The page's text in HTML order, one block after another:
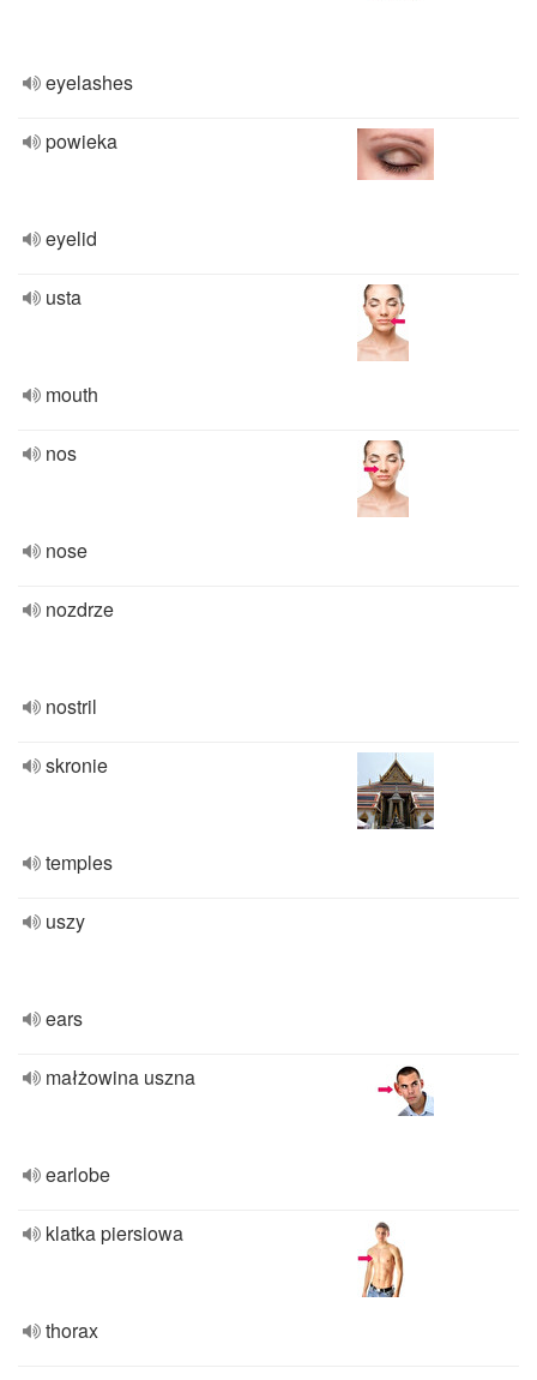
eyelashes
powieka
eyelid
usta
mouth
nos
nose
nozdrze
nostril
skronie
temples
uszy
ears
małżowina uszna
earlobe
klatka piersiowa
thorax